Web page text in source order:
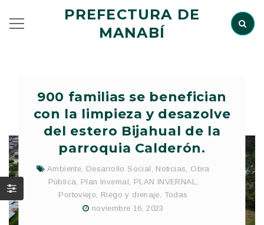
PREFECTURA DE
MANABÍ
900 familias se benefician
con la limpieza y desazolve
del estero Bijahual de la
parroquia Calderón.
Ambiente, Desarrollo Social , Noticias, Obra
Pública, Plan Invernal, PLAN INVERNAL,
Portoviejo, Riego y drenaje, Todas
noviembre 16, 2023